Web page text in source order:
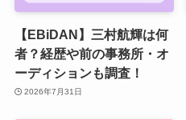
【EBiDAN】三村航輝は何
者？経歴や前の事務所・オ
ーディションも調査！
2026年7月31日